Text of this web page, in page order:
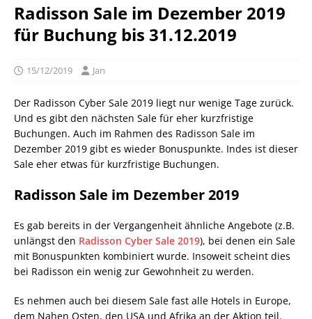
Radisson Sale im Dezember 2019
für Buchung bis 31.12.2019
15/12/2019 Jan
Der Radisson Cyber Sale 2019 liegt nur wenige Tage zurück.
Und es gibt den nächsten Sale für eher kurzfristige
Buchungen. Auch im Rahmen des Radisson Sale im
Dezember 2019 gibt es wieder Bonuspunkte. Indes ist dieser
Sale eher etwas für kurzfristige Buchungen.
Radisson Sale im Dezember2019
Es gab bereits in der Vergangenheit ähnliche Angebote (z.B.
unlängst den Radisson Cyber Sale 2019), bei denen ein Sale
mit Bonuspunkten kombiniert wurde. Insoweit scheint dies
bei Radisson ein wenig zur Gewohnheit zu werden.
Es nehmen auch bei diesem Sale fast alle Hotels in Europe,
dem Nahen Osten, den USA und Afrika an der Aktion teil.